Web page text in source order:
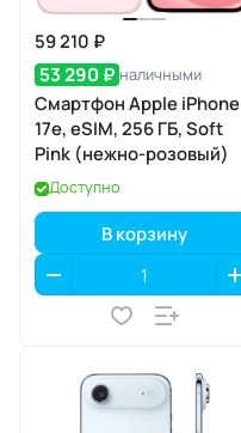
59 210 ₽
53 290 ₽ наличными
Смартфон Apple iPhone
17e, eSIM, 256 ГБ, Soft
Pink (нежно-розовый)
Доступно
В корзину